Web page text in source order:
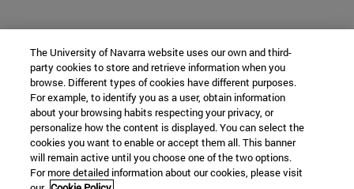
The University of Navarra website uses our own and third-
party cookies to store and retrieve information when you
browse. Different types of cookies have different purposes.
For example, to identify you as a user, obtain information
about your browsing habits respecting your privacy, or
personalize how the content is displayed. You can select the
cookies you want to enable or accept them all. This banner
will remain active until you choose one of the two options.
For more detailed information about our cookies, please visit